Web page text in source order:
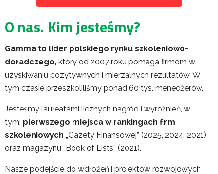
O nas. Kim jesteśmy?
Gamma to lider polskiego rynku szkoleniowo-
doradczego, który od 2007 roku pomaga firmom w
uzyskiwaniu pozytywnych i mierzalnych rezultatów. W
tym czasie przeszkoliliśmy ponad 60 tys. menedżerów.
Jesteśmy laureatami licznych nagród i wyróżnień, w
tym: pierwszego miejsca w rankingach firm
szkoleniowych „Gazety Finansowej” (2025, 2024, 2021)
oraz magazynu „Book of Lists” (2021).
Nasze podejście do wdrożeń i projektów rozwojowych